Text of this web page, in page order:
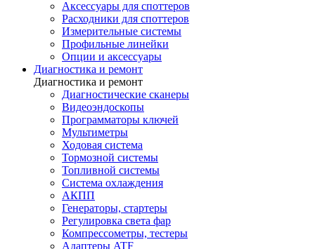
Аксессуары для споттеров
Расходники для споттеров
Измерительные системы
Профильные линейки
Опции и аксессуары
Диагностика и ремонт
Диагностика и ремонт
Диагностические сканеры
Видеоэндоскопы
Программаторы ключей
Мультиметры
Ходовая система
Тормозной системы
Топливной системы
Система охлаждения
АКПП
Генераторы, стартеры
Регулировка света фар
Компрессометры, тестеры
Адаптеры ATF